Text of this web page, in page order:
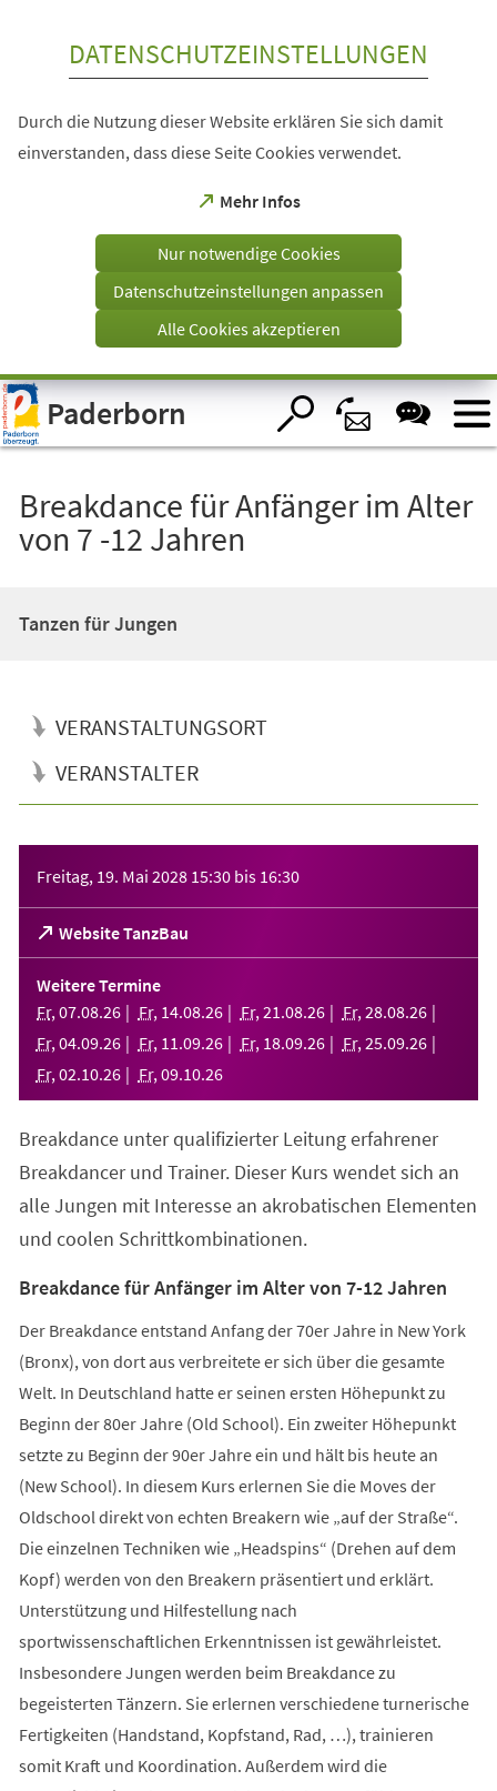
Visuelle
Assistenzsoftware
öffnen.
DATENSCHUTZEINSTELLUNGEN
Durch die Nutzung dieser Website erklären Sie sich damit
einverstanden, dass diese Seite Cookies verwendet.
Mehr Infos
(Öffnet
einem
Tab)
Nur notwendige Cookies
Datenschutzeinstellungen anpassen
Alle Cookies akzeptieren
Paderborn
Breakdance für Anfänger im Alter
von 7 -12 Jahren
Tanzen für Jungen
VERANSTALTUNGSORT
VERANSTALTER
Freitag, 19. Mai 2028 15:30 bis 16:30
Website TanzBau
(Öffnet
in
einem
neuen
Tab)
Weitere Termine
Fr, 07.08.26 Fr, 14.08.26 Fr, 21 .08.26 Fr, 28.08.26
Fr, 04.09.26 Fr, 11 .09.26 Fr, 18.09.26 Fr, 25.09.26
Fr, 02.10.26 Fr, 09.10.26
Breakdance unter qualifizierter Leitung erfahrener
Breakdancer und Trainer. Dieser Kurs wendet sich an
alle Jungen mit Interesse an akrobatischen Elementen
und coolen Schrittkombinationen.
Breakdance für Anfänger im Alter von 7-12 Jahren
Der Breakdance entstand Anfang der 70er Jahre in New York
(Bronx), von dort aus verbreitete er sich über die gesamte
Welt. In Deutschland hatte er seinen ersten Höhepunkt zu
Beginn der 80er Jahre (Old School). Ein zweiter Höhepunkt
setzte zu Beginn der 90er Jahre ein und hält bis heute an
(New School). In diesem Kurs erlernen Sie die Moves der
Oldschool direkt von echten Breakern wie „auf der Straße“.
Die einzelnen Techniken wie „Headspins“ (Drehen auf dem
Kopf) werden von den Breakern präsentiert und erklärt.
Unterstützung und Hilfestellung nach
sportwissenschaftlichen Erkenntnissen ist gewährleistet.
Insbesondere Jungen werden beim Breakdance zu
begeisterten Tänzern. Sie erlernen verschiedene turnerische
Fertigkeiten (Handstand, Kopfstand, Rad, …), trainieren
somit Kraft und Koordination. Außerdem wird die